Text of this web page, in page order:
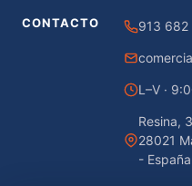
CONTACTO 913 682
L–V ·
Resina,
28021
- España